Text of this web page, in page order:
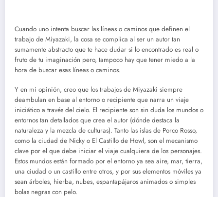
Cuando uno intenta buscar las líneas o caminos que definen el
trabajo de Miyazaki, la cosa se complica al ser un autor tan
sumamente abstracto que te hace dudar si lo encontrado es real o
fruto de tu imaginación pero, tampoco hay que tener miedo a la
hora de buscar esas líneas o caminos.
Y en mi opinión, creo que los trabajos de Miyazaki siempre
deambulan en base al entorno o recipiente que narra un viaje
iniciático a través del cielo. El recipiente son sin duda los mundos o
entornos tan detallados que crea el autor (dónde destaca la
naturaleza y la mezcla de culturas). Tanto las islas de Porco Rosso,
como la ciudad de Nicky o El Castillo de Howl, son el mecanismo
clave por el que debe iniciar el viaje cualquiera de los personajes.
Estos mundos están formado por el entorno ya sea aire, mar, tierra,
una ciudad o un castillo entre otros, y por sus elementos móviles ya
sean árboles, hierba, nubes, espantapájaros animados o simples
bolas negras con pelo.